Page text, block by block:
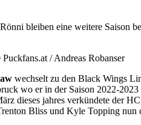
bleiben eine weitere Saison
/ Andreas Robanser
wechselt zu den Black Wings
wo er in der Saison 2022-
dieses jahres verkündete der
Bliss und Kyle Topping